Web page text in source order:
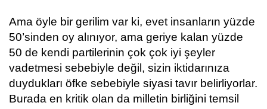
Ama öyle bir gerilim var ki, evet insanların yüzde
50’sinden oy alınıyor, ama geriye kalan yüzde
50 de kendi partilerinin çok çok iyi şeyler
vadetmesi sebebiyle değil, sizin iktidarınıza
duydukları öfke sebebiyle siyasi tavır belirliyorlar.
Burada en kritik olan da milletin birliğini temsil